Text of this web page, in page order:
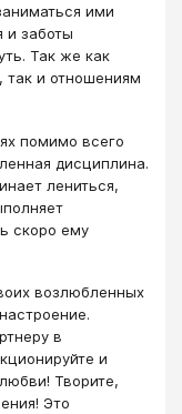
ими
и заботы
Так же как
так и отношениям
помимо всего
дисциплина.
лениться,
скоро ему
возлюбленных
в
и
Творите,
Это